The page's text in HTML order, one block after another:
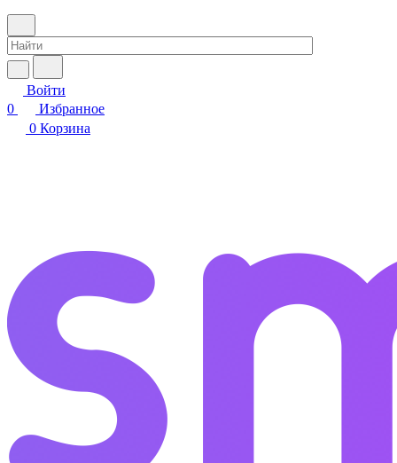
Войти
0
Избранное
0 Корзина